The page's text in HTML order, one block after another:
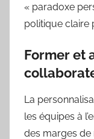
« paradoxe
politique claire
Former et
La
les équipes à
des marges